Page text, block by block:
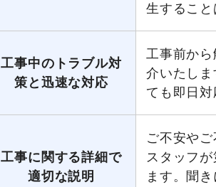
生すること
工事中のトラブル対
策と迅速な対応
工事前か
介いたし
ても即日対
工事に関する詳細で
適切な説明
ご不安や
スタッフ
ます。聞